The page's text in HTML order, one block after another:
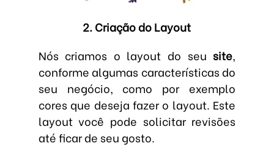
2. Criação do Layout
Nós criamos o layout do seusite,
conforme algumas características do
seu negócio, como por exemplo
cores que deseja fazer o layout. Este
layout você pode solicitar revisões
até ficar de seu gosto.